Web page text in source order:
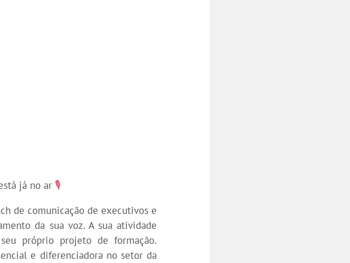
já no ar 🎙️
de comunicação de executivos e
da sua voz. A sua atividade
próprio projeto de formação.
e diferenciadora no setor da